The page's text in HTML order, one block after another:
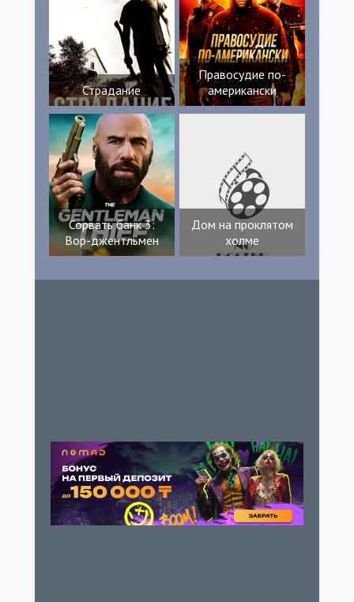
Страдание
Правосудие по-
американски
Сорвать банк 3:
Вор-джентльмен
Дом на проклятом
холме